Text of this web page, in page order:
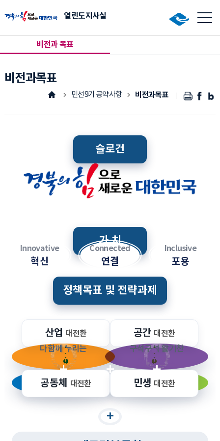
열린도지사실 한국매니페스토 실천본부
도민과 함께
도지사에게 바란다
도민행복제안
운영안내
카드뉴스
타임라인
비전과 목표
비전과목표
민선9기 공약사항 비전과목표
슬로건
가 치
Innovative
혁신
Connected
연결
Inclusive
포용
정책목표 및 전략과제
산업 대전환 공간 대전환
혁신경제 매력공간
다함께 누리는
행복공동체
구석구석 활기찬
희망살림
+
+
+ +
공동체 대전환 민생 대전환
+